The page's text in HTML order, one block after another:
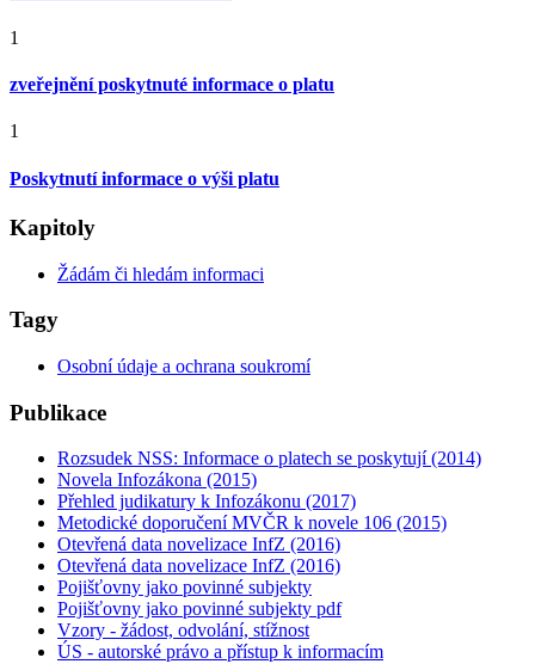
1
zveřejnění poskytnuté informace o platu
1
Poskytnutí informace o výši platu
Kapitoly
Žádám či hledám informaci
Tagy
Osobní údaje a ochrana soukromí
Publikace
Rozsudek NSS: Informace o platech se poskytují (2014)
Novela Infozákona (2015)
Přehled judikatury k Infozákonu (2017)
Metodické doporučení MVČR k novele 106 (2015)
Otevřená data novelizace InfZ (2016)
Otevřená data novelizace InfZ (2016)
Pojišťovny jako povinné subjekty
Pojišťovny jako povinné subjekty pdf
Vzory - žádost, odvolání, stížnost
ÚS - autorské právo a přístup k informacím